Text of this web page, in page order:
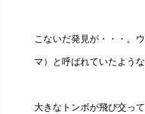
こないだ発見が・・・。
マ）と呼ばれていたよう
大きなトンボが飛び交っ